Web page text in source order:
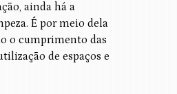
ainda há a
É por meio dela
o cumprimento das
de espaços e